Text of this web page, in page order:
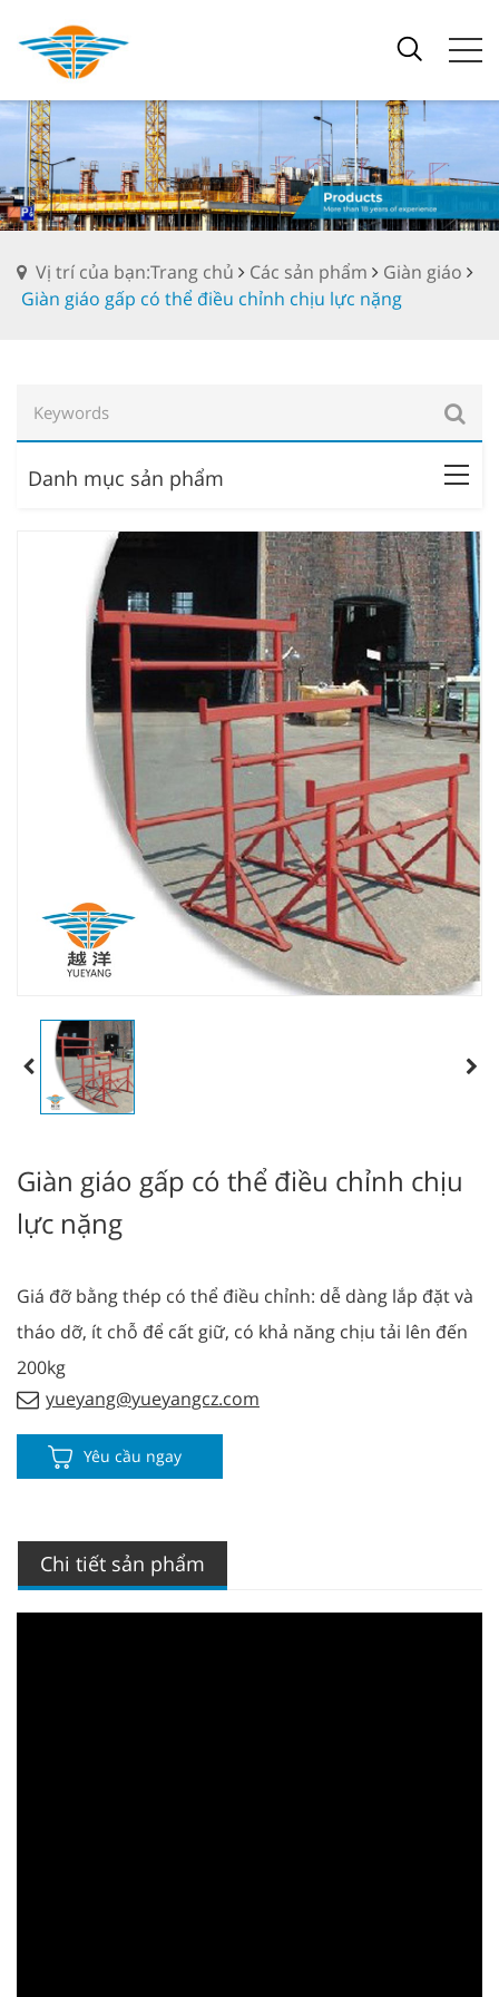
Vị trí của bạn:Trang chủ Các sản phẩm
Giàn giáo
Giàn giáo gấp có thể điều chỉnh chịu lực nặng
Danh mục sản phẩm
Giàn giáo gấp có thể điều chỉnh chịu
lực nặng
Giá đỡ bằng thép có thể điều chỉnh: dễ dàng lắp đặt và
tháo dỡ, ít chỗ để cất giữ, có khả năng chịu tải lên đến
200kg
yueyang@yueyangcz.com
Yêu cầu ngay
Chi tiết sản phẩm